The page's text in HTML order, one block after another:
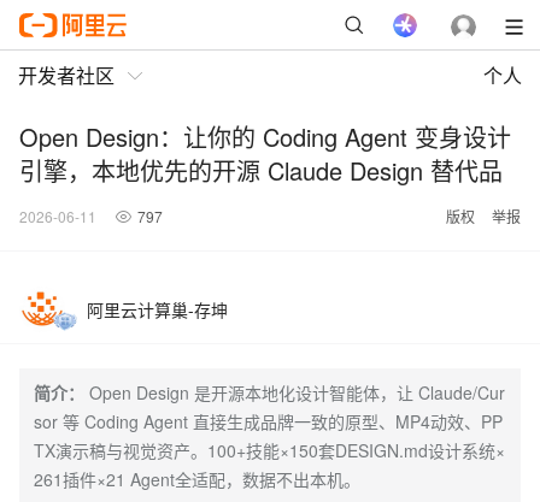
开发者社区 个人
Open Design：让你的 Coding Agent 变身设计
引擎，本地优先的开源 Claude Design 替代品
2026-06-11 797 版权 举报
阿里云计算巢-存坤
简介：
Open Design 是开源本地化设计智能体，让 Claude/Cur
sor 等 Coding Agent 直接生成品牌一致的原型、MP4动效、PP
TX演示稿与视觉资产。100+技能×150套DESIGN.md设计系统×
261插件×21 Agent全适配，数据不出本机。